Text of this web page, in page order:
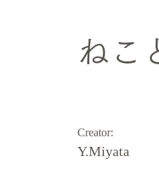
ねこ
Creator:
Y.Miyata